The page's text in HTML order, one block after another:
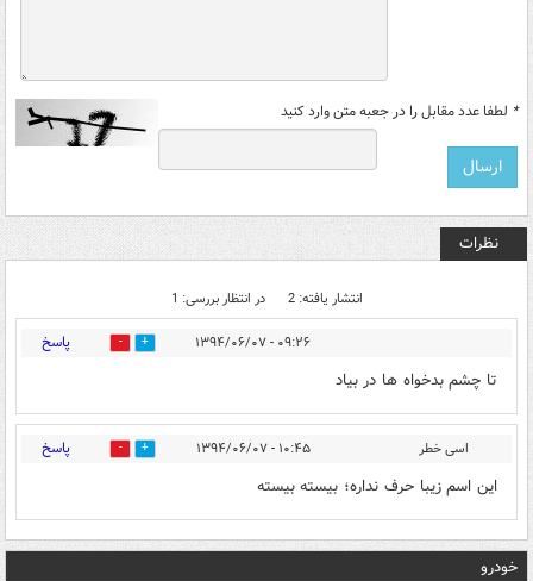
* لطفا عدد مقابل را در جعبه متن وارد کنید
نظرات
انتشار یافته: 2 در انتظار بررسی: 1
۰۹:۲۶ - ۱۳۹۴/۰۶/۰۷ 0 پاسخ
تا چشم بدخواه ها در بیاد
اسی خطر ۱۰:۴۵ - ۱۳۹۴/۰۶/۰۷ 0 پاسخ
این اسم زیبا حرف نداره؛ بیسته بیسته
خودرو